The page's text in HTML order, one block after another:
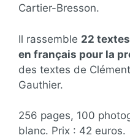
Cartier-Bresson.
Il rassemble 22
en français pour la
des textes de
Gauthier.
256 pages, 100
blanc. Prix : 42 euros.